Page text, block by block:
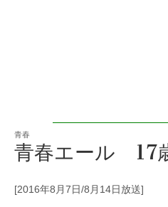
青春
青春エール 17
[2016年8月7日/8月14日放送]